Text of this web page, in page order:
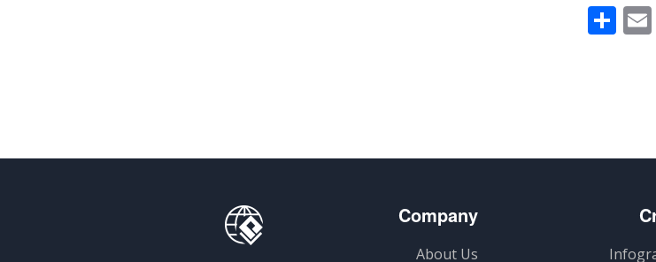
WhatsApp
Email
Company
About Us